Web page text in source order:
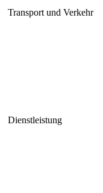
Transport und Verkehr
Dienstleistung